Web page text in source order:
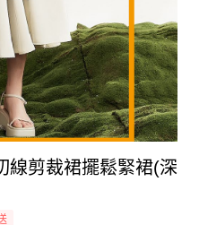
線剪裁裙擺鬆緊裙(深